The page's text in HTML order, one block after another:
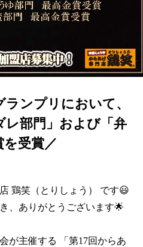
ンプリにおいて、
レ部門」および「弁
受賞／
鶏笑（とりしょう） です😃
、ありがとうございます🌟
が主催する 「第17回からあ